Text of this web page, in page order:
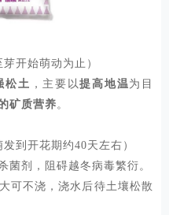
开始萌动为止）
松土 ，主要以提高地温为目
矿质营养。
发到开花期约40天左右）
剂，阻碍越冬病毒繁衍。
可不浇，浇水后待土壤松散